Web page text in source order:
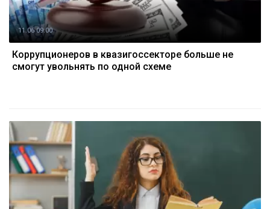
11.06 09:00
Коррупционеров в квазигоссекторе больше не
смогут увольнять по одной схеме